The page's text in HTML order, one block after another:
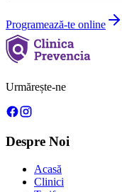
Programează-te online
Urmărește-ne
Despre Noi
Acasă
Clinici